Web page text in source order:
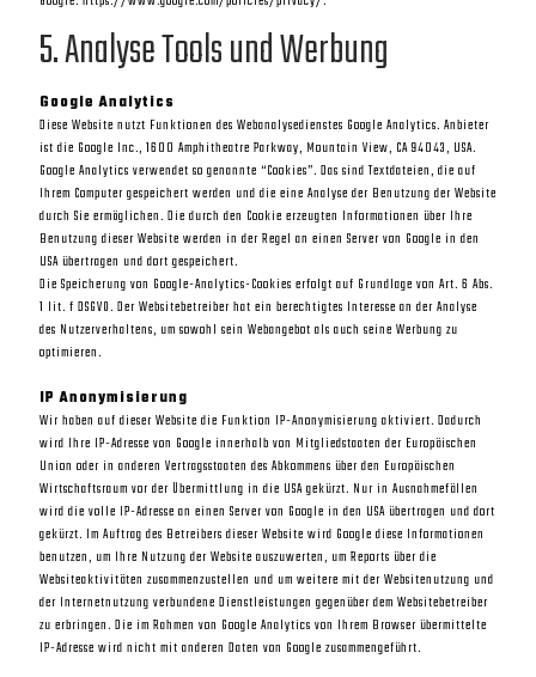
5. Analyse Tools und Werbung
Google Analytics
Diese Website nutzt Funktionen des Webanalysedienstes Google Analytics. Anbieter
ist die Google Inc., 1600 Amphitheatre Parkway, Mountain View, CA 94043, USA.
Google Analytics verwendet so genannte “Cookies”. Das sind Textdateien, die auf
Ihrem Computer gespeichert werden und die eine Analyse der Benutzung der Website
durch Sie ermöglichen. Die durch den Cookie erzeugten Informationen über Ihre
Benutzung dieser Website werden in der Regel an einen Server von Google in den
USA übertragen und dort gespeichert.
Die Speicherung von Google-Analytics-Cookies erfolgt auf Grundlage von Art. 6 Abs.
1 lit. f DSGVO. Der Websitebetreiber hat ein berechtigtes Interesse an der Analyse
des Nutzerverhaltens, um sowohl sein Webangebot als auch seine Werbung zu
optimieren.
IP Anonymisierung
Wir haben auf dieser Website die Funktion IP-Anonymisierung aktiviert. Dadurch
wird Ihre IP-Adresse von Google innerhalb von Mitgliedstaaten der Europäischen
Union oder in anderen Vertragsstaaten des Abkommens über den Europäischen
Wirtschaftsraum vor der Übermittlung in die USA gekürzt. Nur in Ausnahmefällen
wird die volle IP-Adresse an einen Server von Google in den USA übertragen und dort
gekürzt. Im Auftrag des Betreibers dieser Website wird Google diese Informationen
benutzen, um Ihre Nutzung der Website auszuwerten, um Reports über die
Websiteaktivitäten zusammenzustellen und um weitere mit der Websitenutzung und
der Internetnutzung verbundene Dienstleistungen gegenüber dem Websitebetreiber
zu erbringen. Die im Rahmen von Google Analytics von Ihrem Browser übermittelte
IP-Adresse wird nicht mit anderen Daten von Google zusammengeführt.